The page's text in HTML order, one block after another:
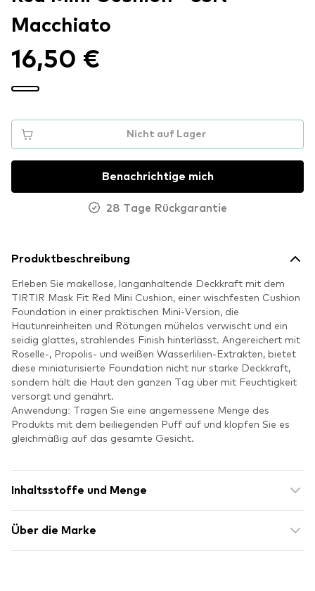
Macchiato
16,50 €
Nicht auf Lager
Benachrichtige mich
28 Tage Rückgarantie
Produktbeschreibung
Erleben Sie makellose, langanhaltende Deckkraft mit dem
TIRTIR Mask Fit Red Mini Cushion, einer wischfesten Cushion
Foundation in einer praktischen Mini-Version, die
Hautunreinheiten und Rötungen mühelos verwischt und ein
seidig glattes, strahlendes Finish hinterlässt. Angereichert mit
Roselle-, Propolis- und weißen Wasserlilien-Extrakten, bietet
diese miniaturisierte Foundation nicht nur starke Deckkraft,
sondern hält die Haut den ganzen Tag über mit Feuchtigkeit
versorgt und genährt.
Anwendung: Tragen Sie eine angemessene Menge des
Produkts mit dem beiliegenden Puff auf und klopfen Sie es
gleichmäßig auf das gesamte Gesicht.
Inhaltsstoffe und Menge
Über die Marke